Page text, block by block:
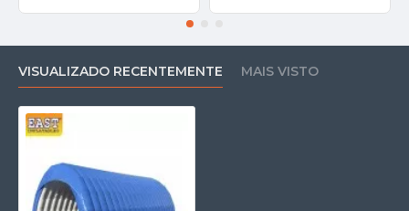
VISUALIZADO RECENTEMENTE MAIS VISTO